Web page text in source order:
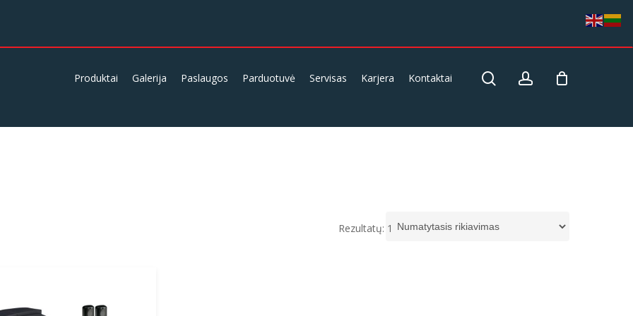
Produktai Galerija Paslaugos Parduotuvė Servisas Karjera Kontaktai searchaccount
Rezultatų: 1